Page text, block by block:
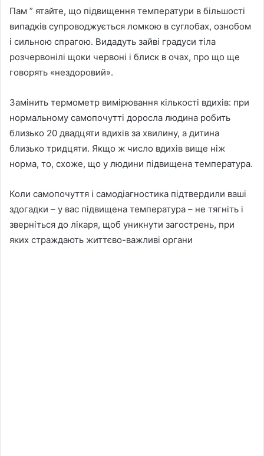
Пам ” ятайте, що підвищення температури в більшості
випадків супроводжується ломкою в суглобах, ознобом
і сильною спрагою. Видадуть зайві градуси тіла
розчервонілі щоки червоні і блиск в очах, про що ще
говорять «нездоровий».
Замінить термометр вимірювання кількості вдихів: при
нормальному самопочутті доросла людина робить
близько 20 двадцяти вдихів за хвилину, а дитина
близько тридцяти. Якщо ж число вдихів вище ніж
норма, то, схоже, що у людини підвищена температура.
Коли самопочуття і самодіагностика підтвердили ваші
здогадки – у вас підвищена температура – не тягніть і
зверніться до лікаря, щоб уникнути загострень, при
яких страждають життєво-важливі органи